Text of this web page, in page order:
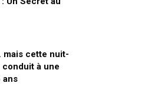
mais cette nuit-
conduit à une
ans